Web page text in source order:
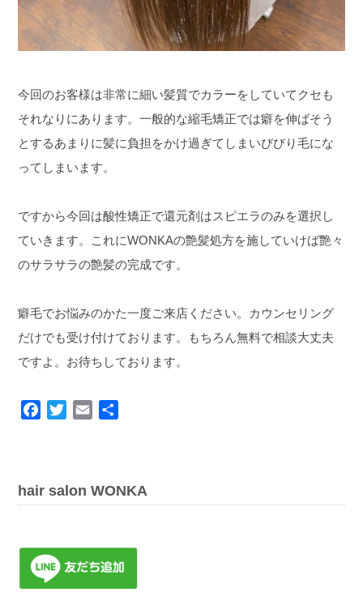
今回のお客様は非常に細い髪質でカラーをしていてクセも
それなりにあります。一般的な縮毛矯正では癖を伸ばそう
とするあまりに髪に負担をかけ過ぎてしまいびびり毛にな
ってしまいます。
ですから今回は酸性矯正で還元剤はスピエラのみを選択し
ていきます。これにWONKAの艶髪処方を施していけば艶々
のサラサラの艶髪の完成です。
癖毛でお悩みのかた一度ご来店ください。カウンセリング
だけでも受け付けております。もちろん無料で相談大丈夫
ですよ。お待ちしております。
b
o
k
t
e
l
hair salon WONKA